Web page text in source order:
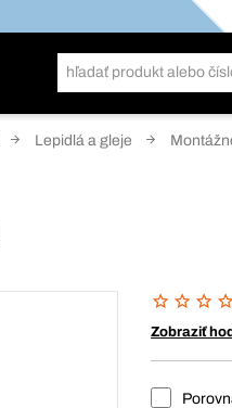
Lepidlá a gleje
Zobraziť